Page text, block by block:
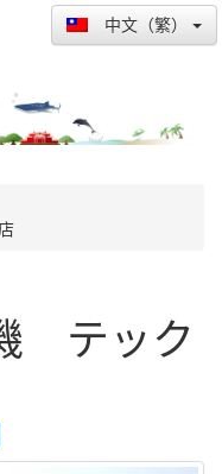
中文（繁）
テック